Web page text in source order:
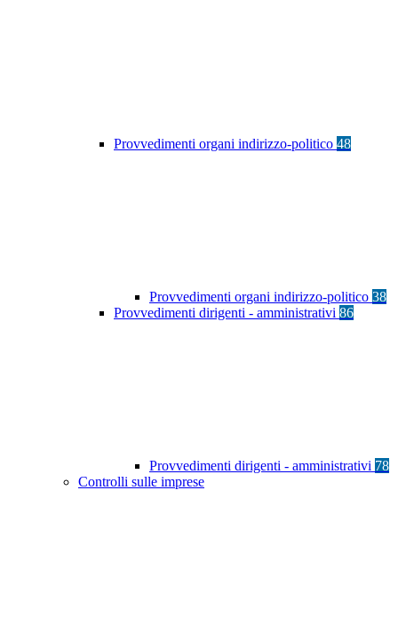
Provvedimenti organi indirizzo-politico 48
Provvedimenti organi indirizzo-politico 38
Provvedimenti dirigenti - amministrativi 86
Provvedimenti dirigenti - amministrativi 78
Controlli sulle imprese